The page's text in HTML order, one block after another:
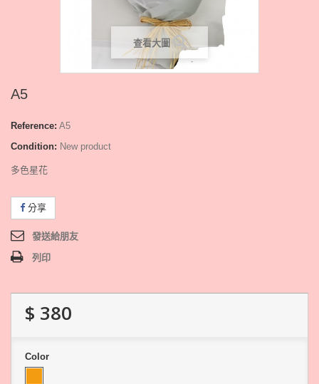
查看大圖
A5
Reference: A5
Condition: New product
多色星花
分享
發送給朋友
列印
$ 380
Color